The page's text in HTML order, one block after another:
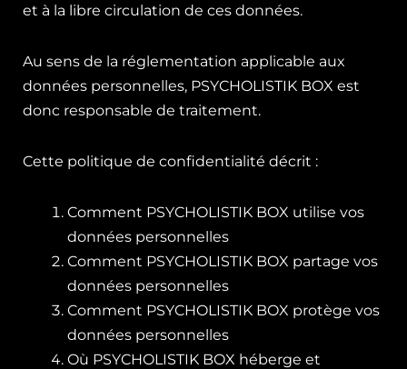
et à la libre circulation de ces données.
Au sens de la réglementation applicable aux
données personnelles, PSYCHOLISTIK BOX est
donc responsable de traitement.
Cette politique de confidentialité décrit :
Comment PSYCHOLISTIK BOX utilise vos
données personnelles
Comment PSYCHOLISTIK BOX partage vos
données personnelles
Comment PSYCHOLISTIK BOX protège vos
données personnelles
Où PSYCHOLISTIK BOX héberge et